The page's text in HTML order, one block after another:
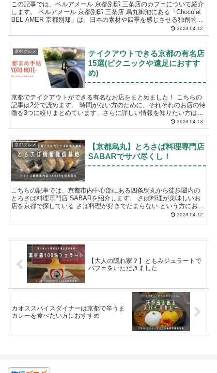
この記事では、ベルアメール 京都別邸 三条店のカフェについて紹介
します。 ベルアメール 京都別邸 三条店 烏丸御池にある「Chocolat
BEL AMER 京都別邸」は、日本の素材や四季を感じさせる独創的な
2023.04.12
京都グルメ
テイクアウトできる京都の有名店
15選(ピクニックや遠足におすす
め)
京都でテイクアウトができる有名なお店をまとめました！ こちらの
記事は2分で読めます。 時間がない方のために、それぞれのお店の特
徴を3つに絞りまとめています。さらに詳しい情報を知りたい方は、
2023.04.13
京都グルメ
【京都烏丸】とろさば料理専門店
SABARでサバ尽くし！
こちらの記事では、京都市内中心部にある四条烏丸から徒歩圏内の
とろさば料理専門店 SABARを紹介します。 さば料理が美味しいお
店を京都で探している さば料理が好きでたまらない という方におす
2023.04.12
【大人の隠れ家？】ともみジェラートで
パフェをいただきました
カオススパイスダイナーは京都で辛うま
カレーを食べたい方におすすめ